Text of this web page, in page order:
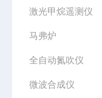
激光甲烷遥测仪
马弗炉
全自动氮吹仪
微波合成仪